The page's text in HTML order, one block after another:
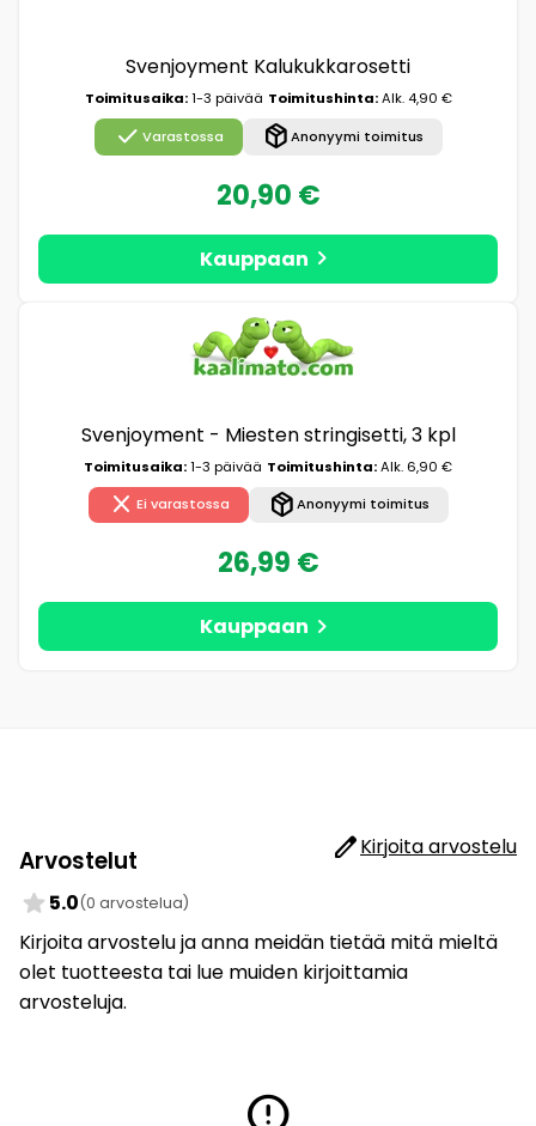
Svenjoyment Kalukukkarosetti
Toimitusaika:1-3 päivää Toimitushinta:Alk. 4,90 €
check Varastossa package_2Anonyymi toimitus
20,90 €
Kauppaan chevron_right
Svenjoyment - Miesten stringisetti, 3 kpl
Toimitusaika:1-3 päivää Toimitushinta:Alk. 6,90 €
close Ei varastossa package_2Anonyymi toimitus
26,99 €
Kauppaan chevron_right
Arvostelut editKirjoita arvostelu
star 5.0(0 arvostelua)
Kirjoita arvostelu ja anna meidän tietää mitä mieltä
olet tuotteesta tai lue muiden kirjoittamia
arvosteluja.
error